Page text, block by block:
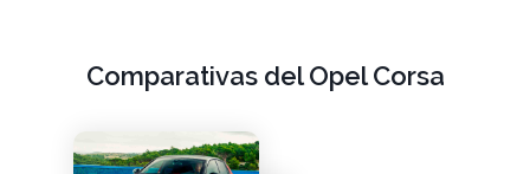
Comparativas del Opel Corsa